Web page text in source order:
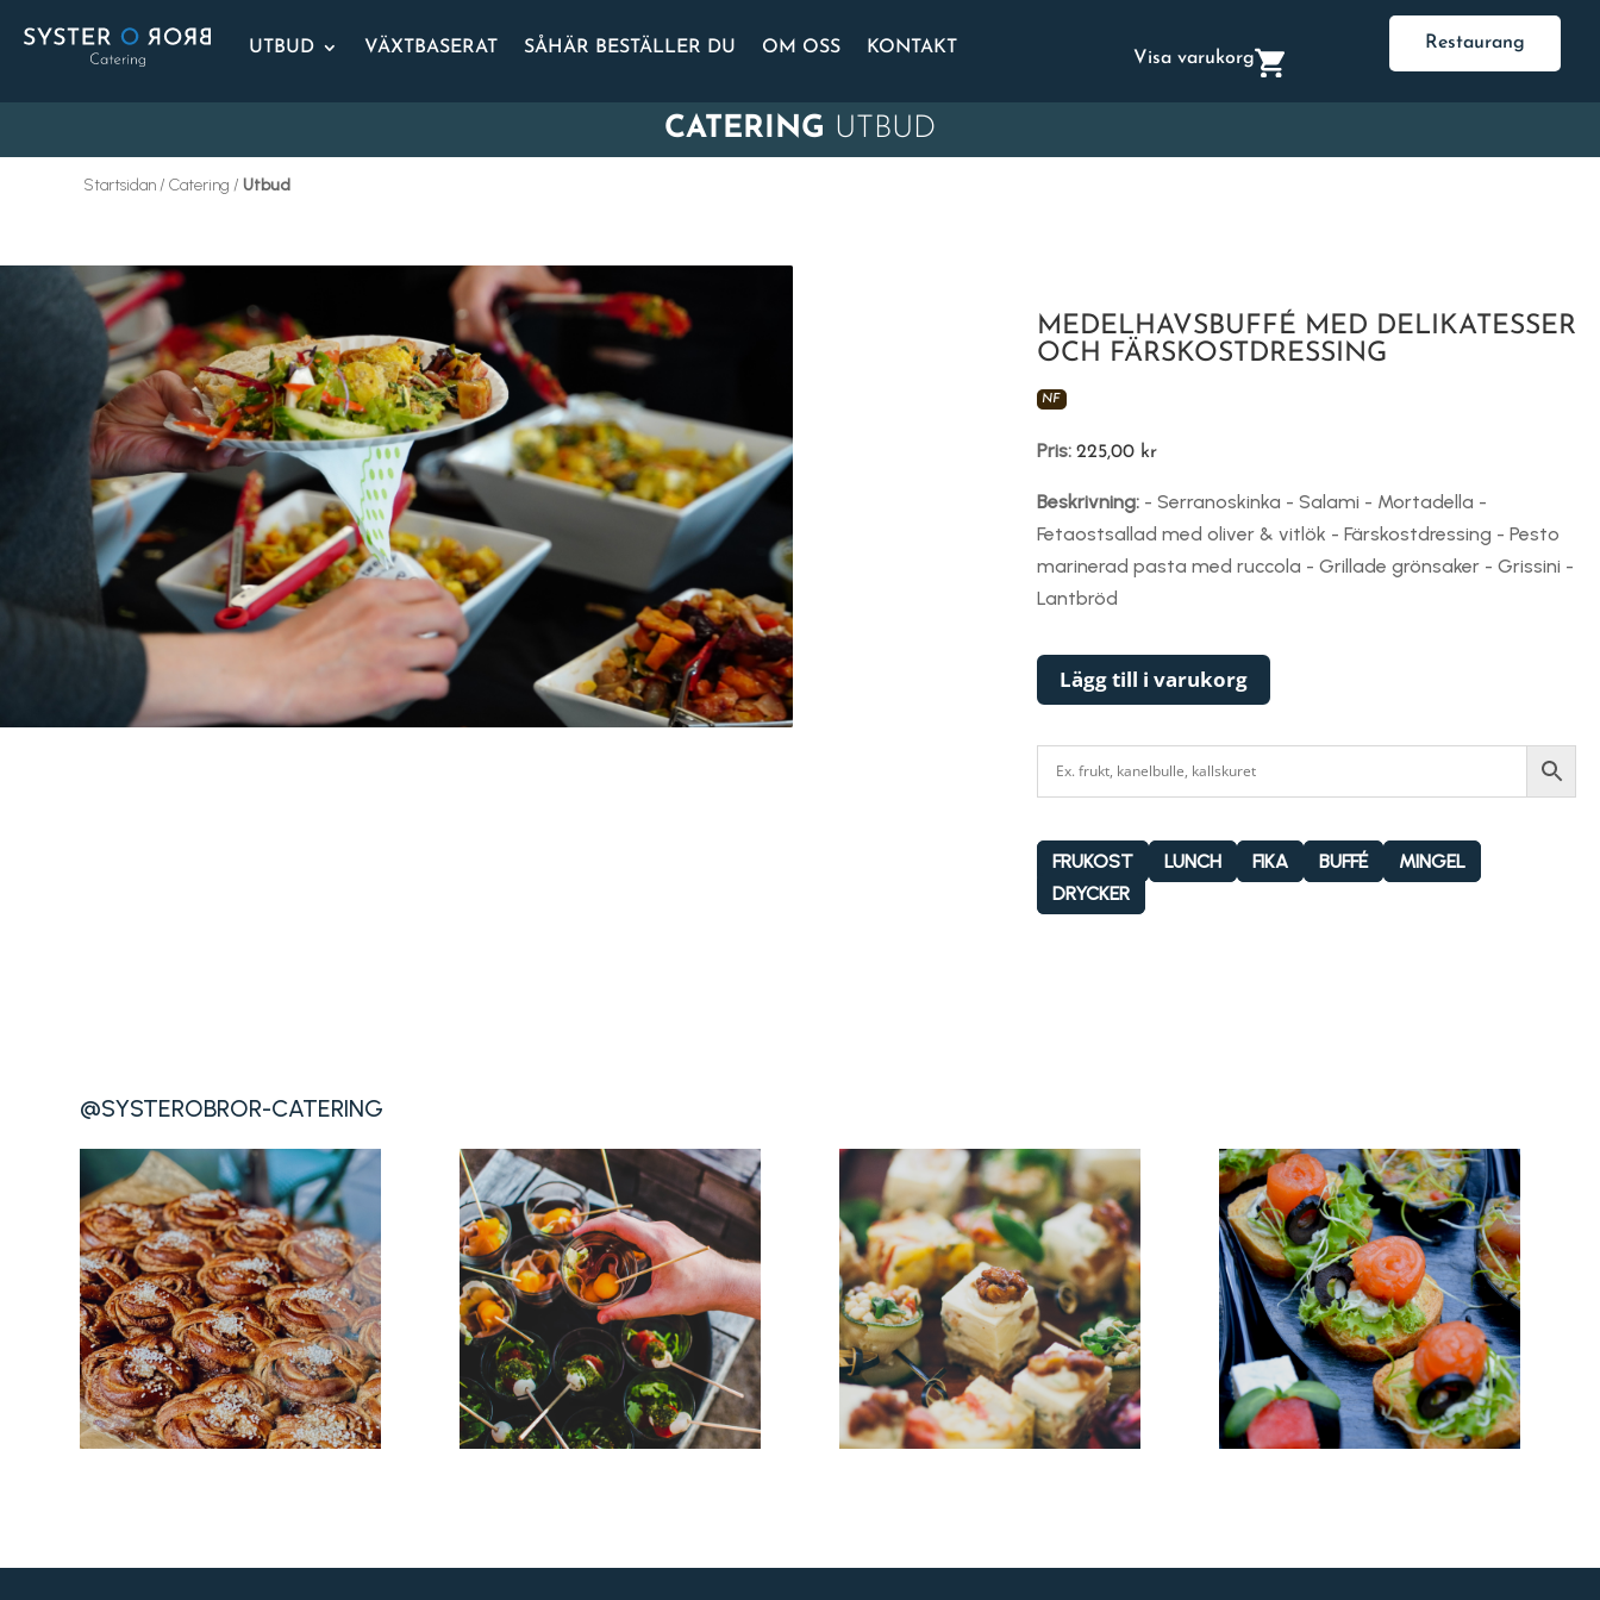
UTBUD VÄXTBASERAT SÅHÄR BESTÄLLER DU OM OSS KONTAKT
Visa varukorg
Restaurang
CATERING UTBUD
Startsidan / Catering / Utbud
MEDELHAVSBUFFÉ MED DELIKATESSER
OCH FÄRSKOSTDRESSING
NF
Pris: 225,00 kr
Beskrivning: - Serranoskinka - Salami - Mortadella -
Fetaostsallad med oliver & vitlök - Färskostdressing - Pesto
marinerad pasta med ruccola - Grillade grönsaker - Grissini -
Lantbröd
Lägg till i varukorg
FRUKOST LUNCH FIKA BUFFÉ
MINGEL
DRYCKER
@SYSTEROBROR-CATERING